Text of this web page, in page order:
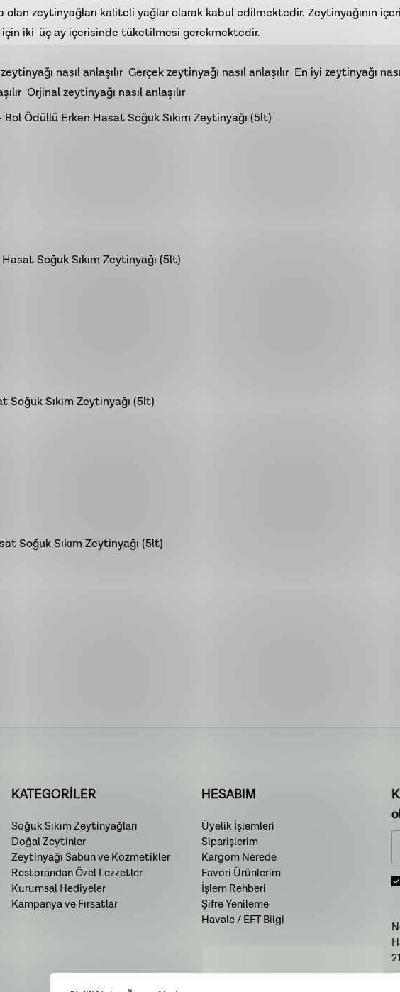
zeytinyağları kaliteli yağlar olarak kabul edilmektedir. Zeytinyağının
için iki-üç ay içerisinde tüketilmesi gerekmektedir.
nasıl anlaşılır Gerçek zeytinyağı nasıl anlaşılır En iyi zeytinyağı
Orjinal zeytinyağı nasıl anlaşılır
Ödüllü Erken Hasat Soğuk Sıkım Zeytinyağı (5lt)
Soğuk Sıkım Zeytinyağı (5lt)
Soğuk Sıkım Zeytinyağı (5lt)
Soğuk Sıkım Zeytinyağı (5lt)
KATEGORİLER
Soğuk Sıkım Zeytinyağları
Doğal Zeytinler
Zeytinyağı Sabun ve Kozmetikler
Restorandan Özel Lezzetler
Kurumsal Hediyeler
Kampanya ve Fırsatlar
HESABIM
Üyelik İşlemleri
Siparişlerim
Kargom Nerede
Favori Ürünlerim
İşlem Rehberi
Şifre Yenileme
Havale / EFT Bilgi